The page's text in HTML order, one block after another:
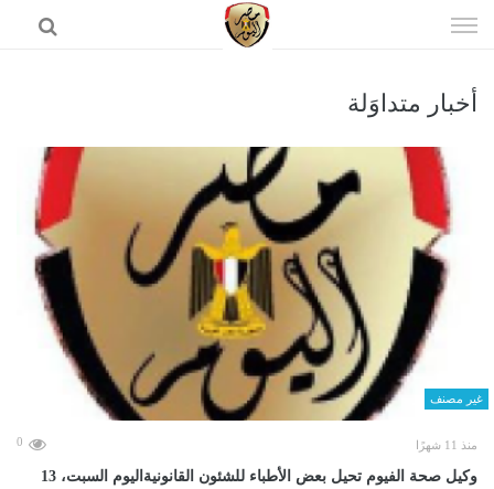
الى
أخبار متداوَلة
غير مصنف
منذ 11 شهرًا 0
وكيل صحة الفيوم تحيل بعض الأطباء للشئون القانونيةاليوم السبت، 13